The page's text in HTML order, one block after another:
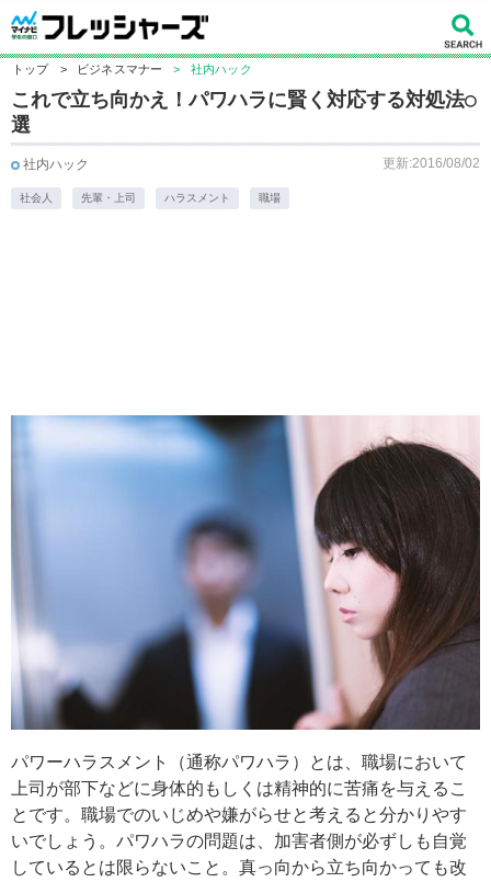
トップ > ビジネスマナー > 社内ハック
これで立ち向かえ！パワハラに賢く対応する対処法○
選
社内ハック 更新:2016/08/02
社会人 先輩・上司 ハラスメント 職場
パワーハラスメント（通称パワハラ）とは、職場において
上司が部下などに身体的もしくは精神的に苦痛を与えるこ
とです。職場でのいじめや嫌がらせと考えると分かりやす
いでしょう。パワハラの問題は、加害者側が必ずしも自覚
しているとは限らないこと。真っ向から立ち向かっても改